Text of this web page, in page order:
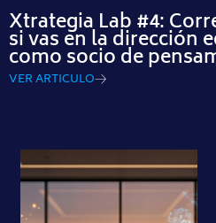
Xtrategia Lab #4:
si vas en la dirección
como socio de
VER ARTICULO